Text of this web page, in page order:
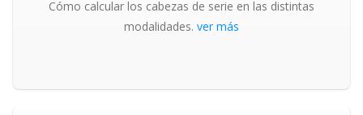
Cómo calcular los cabezas de serie en las distintas
modalidades. ver más